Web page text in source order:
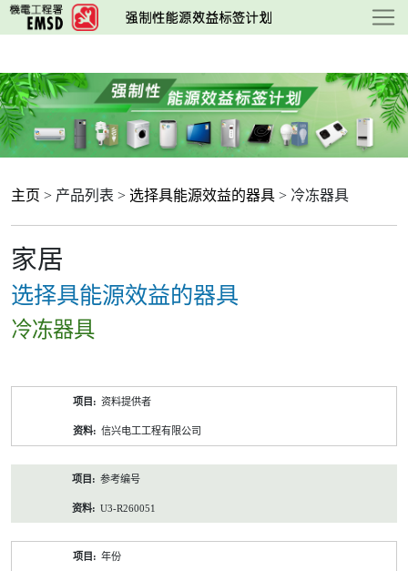
跳
至
要
内
容
主页 > 产品列表 > 选择具能源效益的器具 > 冷冻器具
家居
选择具能源效益的器具
冷冻器具
资料提供者
信兴电工工程有限公司
参考编号
U3-R260051
年份